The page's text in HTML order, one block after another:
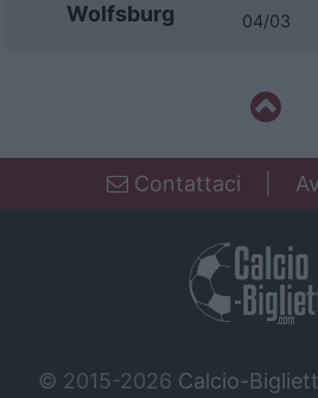
Wolfsburg 04/03
Contattaci
© 2015-2026 Calcio-